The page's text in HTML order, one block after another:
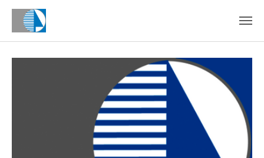
Skip to main content